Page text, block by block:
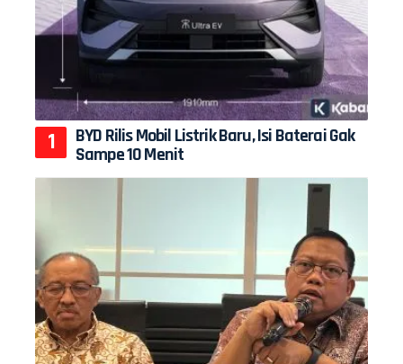
BYD Rilis Mobil Listrik Baru, Isi Baterai Gak
Sampe 10 Menit